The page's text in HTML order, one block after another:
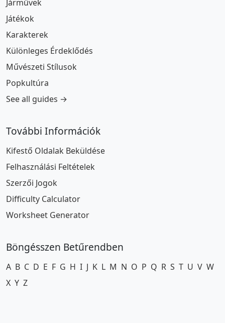
Járművek
Játékok
Karakterek
Különleges Érdeklődés
Művészeti Stílusok
Popkultúra
See all guides →
További Információk
Kifestő Oldalak Beküldése
Felhasználási Feltételek
Szerzői Jogok
Difficulty Calculator
Worksheet Generator
Böngésszen Betűrendben
A B C D E F G H I J K L M N O P Q R S T U V W
X Y Z